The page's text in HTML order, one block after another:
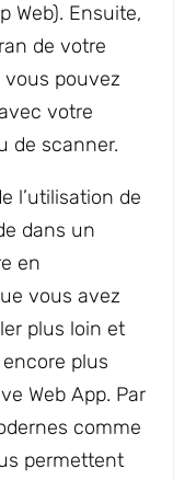
Web). Ensuite,
de votre
vous pouvez
votre
de scanner.
l’utilisation de
dans un
en
vous avez
plus loin et
plus
Web App. Par
comme
permettent